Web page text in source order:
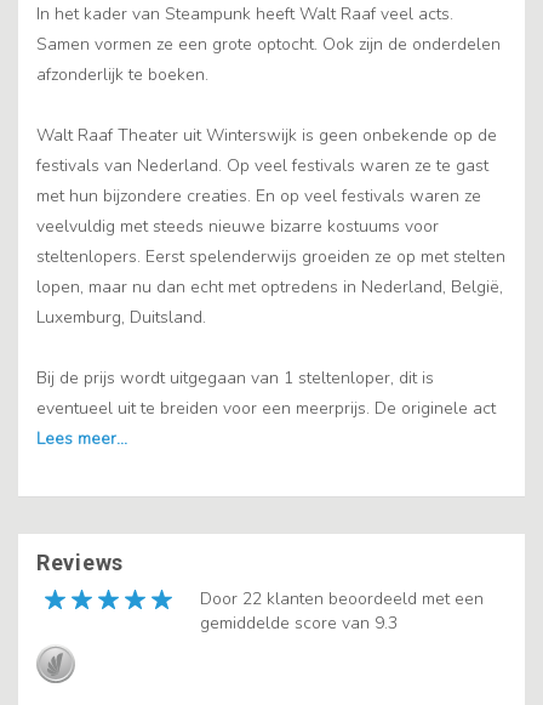
In het kader van Steampunk heeft Walt Raaf veel acts.
Samen vormen ze een grote optocht. Ook zijn de onderdelen
afzonderlijk te boeken.
Walt Raaf Theater uit Winterswijk is geen onbekende op de
festivals van Nederland. Op veel festivals waren ze te gast
met hun bijzondere creaties. En op veel festivals waren ze
veelvuldig met steeds nieuwe bizarre kostuums voor
steltenlopers. Eerst spelenderwijs groeiden ze op met stelten
lopen, maar nu dan echt met optredens in Nederland, België,
Luxemburg, Duitsland.
Bij de prijs wordt uitgegaan van 1 steltenloper, dit is
eventueel uit te breiden voor een meerprijs. De originele act
Reviews
Door 22 klanten beoordeeld met een
gemiddelde score van 9.3